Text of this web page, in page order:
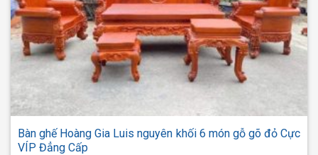
Bàn ghế Hoàng Gia Luis nguyên khối 6 món gỗ gõ đỏ Cực
VÍP Đẳng Cấp